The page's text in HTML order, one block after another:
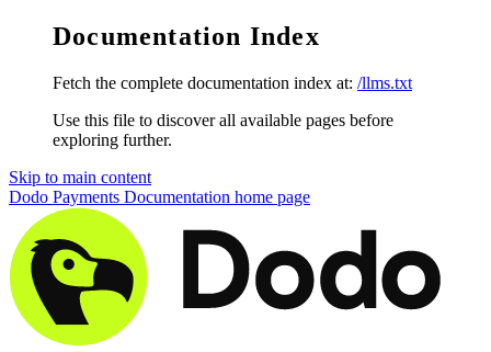
Documentation Index
Fetch the complete documentation index at: /llms.txt
Use this file to discover all available pages before
exploring further.
Skip to main content
Dodo Payments Documentation home page